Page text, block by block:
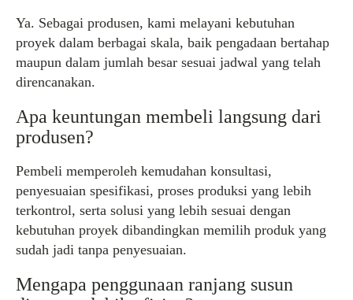
Ya. Sebagai produsen, kami melayani kebutuhan
proyek dalam berbagai skala, baik pengadaan bertahap
maupun dalam jumlah besar sesuai jadwal yang telah
direncanakan.
Apa keuntungan membeli langsung dari
produsen?
Pembeli memperoleh kemudahan konsultasi,
penyesuaian spesifikasi, proses produksi yang lebih
terkontrol, serta solusi yang lebih sesuai dengan
kebutuhan proyek dibandingkan memilih produk yang
sudah jadi tanpa penyesuaian.
Mengapa penggunaan ranjang susun